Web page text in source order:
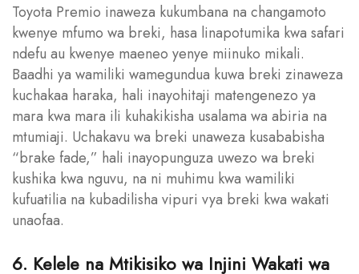
Toyota Premio inaweza kukumbana na changamoto
kwenye mfumo wa breki, hasa linapotumika kwa safari
ndefu au kwenye maeneo yenye miinuko mikali.
Baadhi ya wamiliki wamegundua kuwa breki zinaweza
kuchakaa haraka, hali inayohitaji matengenezo ya
mara kwa mara ili kuhakikisha usalama wa abiria na
mtumiaji. Uchakavu wa breki unaweza kusababisha
“brake fade,” hali inayopunguza uwezo wa breki
kushika kwa nguvu, na ni muhimu kwa wamiliki
kufuatilia na kubadilisha vipuri vya breki kwa wakati
unaofaa.
6. Kelele na Mtikisiko wa Injini Wakati wa